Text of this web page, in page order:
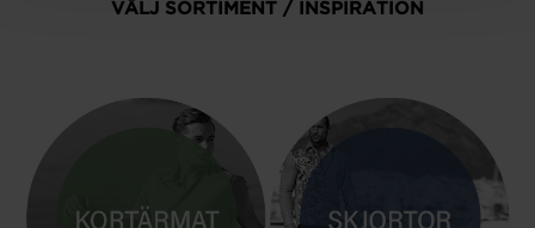
VÄLJ SORTIMENT / INSPIRATION